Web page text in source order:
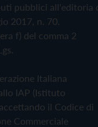
pubblici all'editoria
2017, n. 70.
f) del comma 2
Italiana
IAP (Istituto
il Codice di
Commerciale